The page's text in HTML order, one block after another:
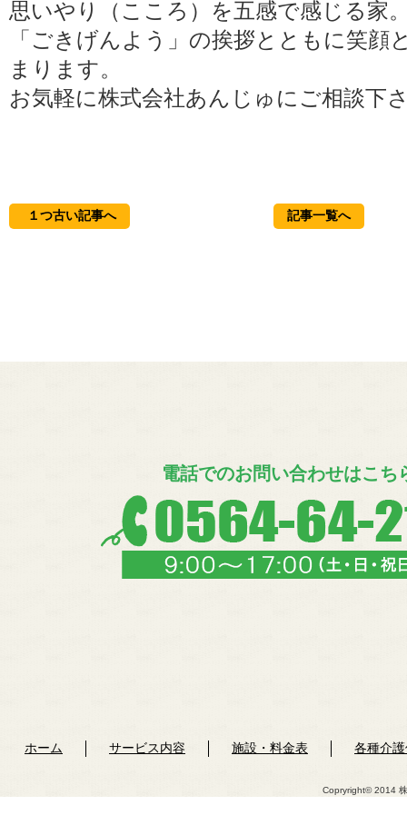
思いやり（こころ）を五感で感じる家
「ごきげんよう」の挨拶とともに笑顔
まります。
お気軽に株式会社あんじゅにご相談下
１つ古い記事へ 記事一覧へ
電話でのお問い合わせはこち
ホーム サービス内容 施設・料金表 各種介
Copryright© 2014